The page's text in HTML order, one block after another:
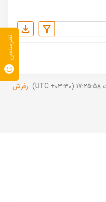
رفرش
نظرسنجی